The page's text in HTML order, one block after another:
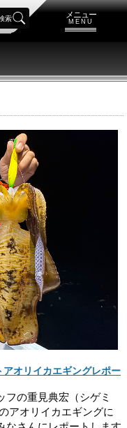
メニュー
MENU
索
オリイカエギングレポー
フの重見典宏（シゲミ
アオリイカエギングに